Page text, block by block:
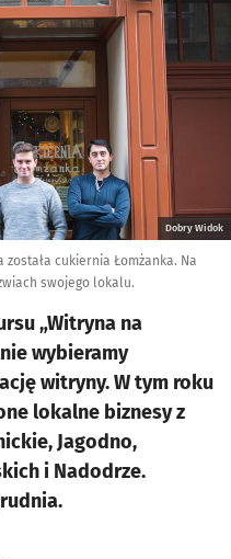
Dobry Widok
cukiernia Łomżanka. Na
swojego lokalu.
„Witryna na
wybieramy
witryny. W tym roku
lokalne biznesy z
Jagodno,
i Nadodrze.